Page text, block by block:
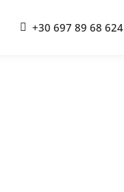
+30 697 89 68 624